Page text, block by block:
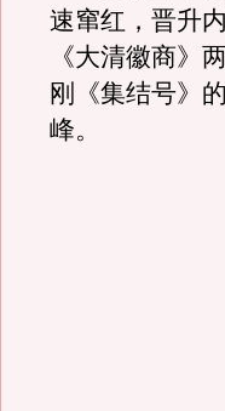
速窜红，晋升
《大清徽商》
刚《集结号》
峰。